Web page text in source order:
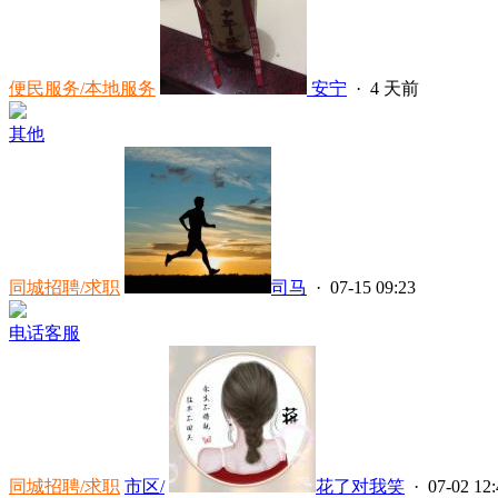
便民服务/本地服务 安宁 · 4 天前
其他
同城招聘/求职 司马 · 07-15 09:23
电话客服
同城招聘/求职 市区/ 花了对我笑 · 07-02